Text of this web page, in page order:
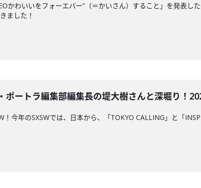
かわいいをフォーエバー”（＝かいさん）すること」を発表し
ました！
ポートラ編集部編集長の堤大樹さんと深堀り！
！今年のSXSWでは、日本から、「TOKYO CALLING」と「